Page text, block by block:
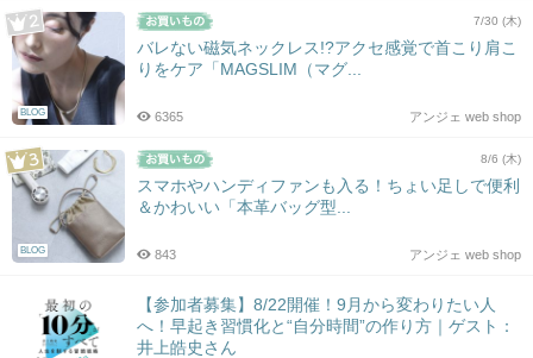
BLOG
7/30 (木)
バレない磁気ネックレス!?アクセ感覚で首こり肩こ
りをケア「MAGSLIM（マグ...
アンジェ web shop
6365
BLOG
8/6 (木)
スマホやハンディファンも入る！ちょい足しで便利
＆かわいい「本革バッグ型...
アンジェ web shop
843
【参加者募集】8/22開催！9月から変わりたい人
へ！早起き習慣化と“自分時間”の作り方｜ゲスト：
井上皓史さん